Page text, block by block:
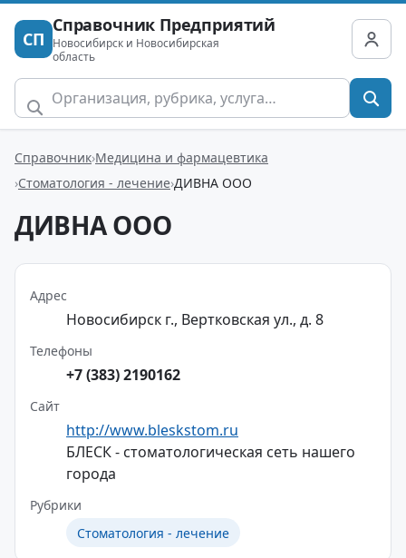
СП
Справочник Предприятий
Новосибирск и Новосибирская
область
Справочник Медицина и фармацевтика
Стоматология - лечение ДИВНА ООО
ДИВНА ООО
Адрес
Новосибирск г., Вертковская ул., д. 8
Телефоны
+7 (383) 2190162
Сайт
http://www.bleskstom.ru
БЛЕСК - стоматологическая сеть нашего
города
Рубрики
Стоматология - лечение